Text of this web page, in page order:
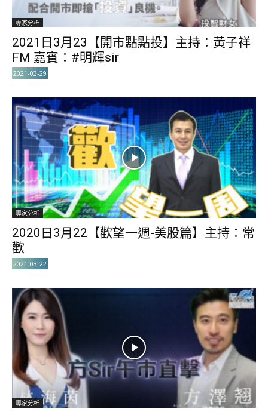
專家分析
2021日3月23【開市點點投】主持：黃子祥
FM 嘉賓：#明輝sir
2021-03-29
專家分析
2020日3月22【歡望一週-美股篇】主持：常
歡
2021-03-22
專家分析